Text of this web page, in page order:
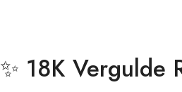
✨ 18K Vergulde